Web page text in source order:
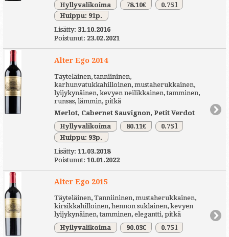
Hyllyvalikoima 78.10€
0.75 l
Huippu: 91p.
Lisätty: 31.10.2016
Poistunut: 23.02.2021
Alter Ego 2014
Täyteläinen, tanniininen,
karhunvatukkahilloinen, mustaherukkainen,
lyijykynäinen, kevyen neilikkainen, tamminen,
runsas, lämmin, pitkä
Merlot, Cabernet Sauvignon, Petit Verdot
Hyllyvalikoima
80.11€
0.75 l
Huippu: 93p.
Lisätty: 11.03.2018
Poistunut: 10.01.2022
Alter Ego 2015
Täyteläinen, Tanniininen, mustaherukkainen,
kirsikkahilloinen, hennon suklainen, kevyen
lyijykynäinen, tamminen, elegantti, pitkä
Hyllyvalikoima
90.03€
0.75 l